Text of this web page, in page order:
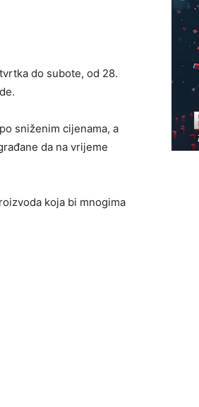
do subote, od 28.
sniženim cijenama, a
da na vrijeme
koja bi mnogima